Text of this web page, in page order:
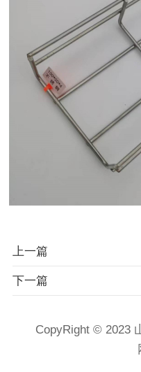
上一篇
下一篇
CopyRight © 2023